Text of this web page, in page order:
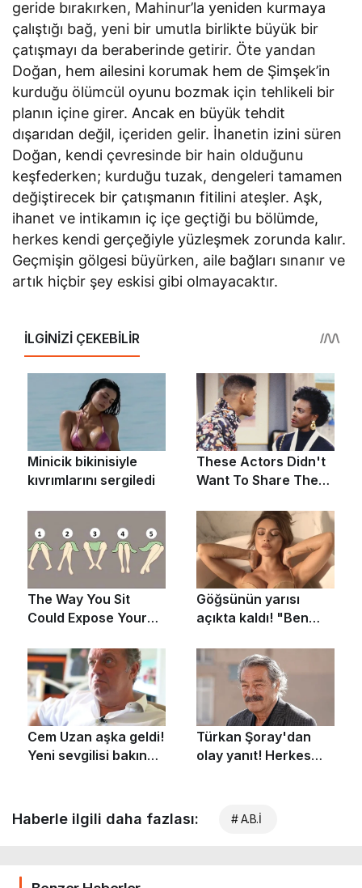
geride bırakırken, Mahinur’la yeniden kurmaya
çalıştığı bağ, yeni bir umutla birlikte büyük bir
çatışmayı da beraberinde getirir. Öte yandan
Doğan, hem ailesini korumak hem de Şimşek’in
kurduğu ölümcül oyunu bozmak için tehlikeli bir
planın içine girer. Ancak en büyük tehdit
dışarıdan değil, içeriden gelir. İhanetin izini süren
Doğan, kendi çevresinde bir hain olduğunu
keşfederken; kurduğu tuzak, dengeleri tamamen
değiştirecek bir çatışmanın fitilini ateşler. Aşk,
ihanet ve intikamın iç içe geçtiği bu bölümde,
herkes kendi gerçeğiyle yüzleşmek zorunda kalır.
Geçmişin gölgesi büyürken, aile bağları sınanır ve
artık hiçbir şey eskisi gibi olmayacaktır.
Haberle ilgili daha fazlası: # A.B.İ